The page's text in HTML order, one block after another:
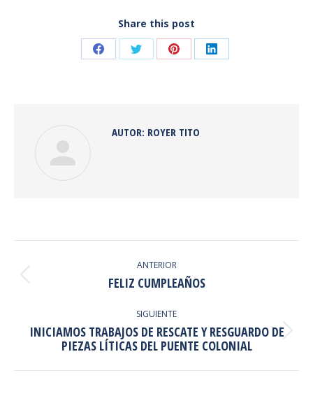
Share this post
Share Share Share Share
AUTOR: ROYER TITO
ENTRE
PUBLICACIONES
ANTERIOR
Publicación
FELIZ CUMPLEAÑOS
SIGUIENTE
Publicación
siguiente:
INICIAMOS TRABAJOS DE RESCATE Y RESGUARDO DE
PIEZAS LÍTICAS DEL PUENTE COLONIAL